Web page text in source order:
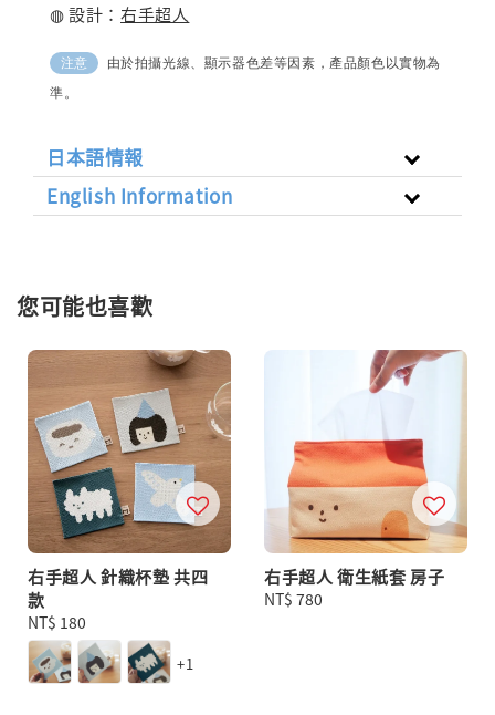
◍ 設計： 右手超人
注意
由於拍攝光線、顯示器色差等因素，產品顏色以實物為
準。
日本語情報
English Information
您可能也喜歡
右手超人 針織杯墊 共四
款
Regular
price
NT$ 180
+1
右手超人 衛生紙套 房子
Regular
NT$ 780